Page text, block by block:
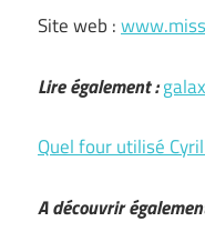
Site web :
Lire également :
Quel four utilisé
A découvrir